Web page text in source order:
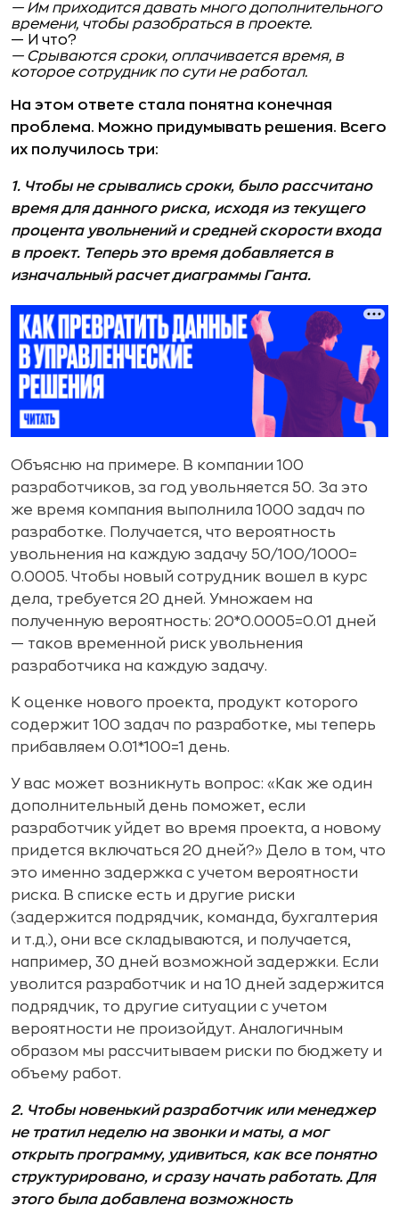
— Им приходится давать много дополнительного
времени, чтобы разобраться в проекте.
— И что?
— Срываются сроки, оплачивается время, в
которое сотрудник по сути не работал.
На этом ответе стала понятна конечная
проблема. Можно придумывать решения. Всего
их получилось три:
1. Чтобы не срывались сроки, было рассчитано
время для данного риска, исходя из текущего
процента увольнений и средней скорости входа
в проект. Теперь это время добавляется в
изначальный расчет диаграммы Ганта.
Объясню на примере. В компании 100
разработчиков, за год увольняется 50. За это
же время компания выполнила 1000 задач по
разработке. Получается, что вероятность
увольнения на каждую задачу 50/100/1000=
0.0005. Чтобы новый сотрудник вошел в курс
дела, требуется 20 дней. Умножаем на
полученную вероятность: 20*0.0005=0.01 дней
— таков временной риск увольнения
разработчика на каждую задачу.
К оценке нового проекта, продукт которого
содержит 100 задач по разработке, мы теперь
прибавляем 0.01*100=1 день.
У вас может возникнуть вопрос: «Как же один
дополнительный день поможет, если
разработчик уйдет во время проекта, а новому
придется включаться 20 дней?» Дело в том, что
это именно задержка с учетом вероятности
риска. В списке есть и другие риски
(задержится подрядчик, команда, бухгалтерия
и т.д.), они все складываются, и получается,
например, 30 дней возможной задержки. Если
уволится разработчик и на 10 дней задержится
подрядчик, то другие ситуации с учетом
вероятности не произойдут. Аналогичным
образом мы рассчитываем риски по бюджету и
объему работ.
2. Чтобы новенький разработчик или менеджер
не тратил неделю на звонки и маты, а мог
открыть программу, удивиться, как все понятно
структурировано, и сразу начать работать. Для
этого была добавлена возможность